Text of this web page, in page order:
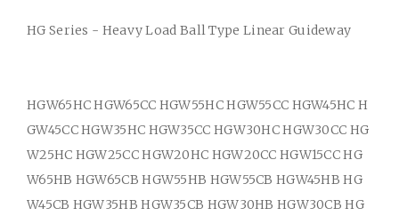
HG Series - Heavy Load Ball Type Linear Guideway
HGW65HC HGW65CC HGW55HC HGW55CC HGW45HC H
GW45CC HGW35HC HGW35CC HGW30HC HGW30CC HG
W25HC HGW25CC HGW20HC HGW20CC HGW15CC HG
W65HB HGW65CB HGW55HB HGW55CB HGW45HB HG
W45CB HGW35HB HGW35CB HGW30HB HGW30CB HG